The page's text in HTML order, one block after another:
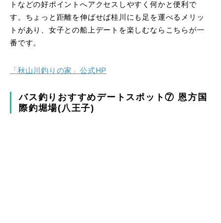
トなどの好ポイントへアクセスしやすく何かと便利で
す。ちょっと距離を伸ばせば桂川にも足を運べるメリッ
トがあり、女子との船上デートを楽しむならこちらが一
番です。
「秋山川釣りの家」公式HP
バス釣りおすすめデートスポット⑦ 恩方国
際釣堀場(八王子)